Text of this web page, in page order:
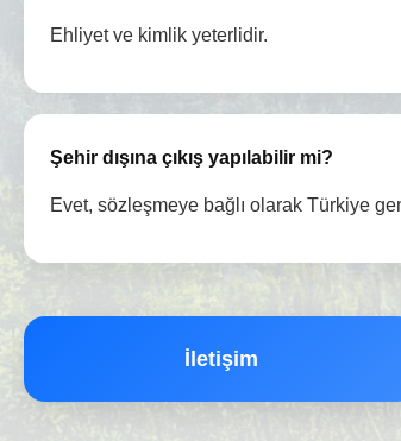
Ehliyet ve kimlik yeterlidir.
Şehir dışına çıkış yapılabilir mi?
Evet, sözleşmeye bağlı olarak Türkiye
İletişim